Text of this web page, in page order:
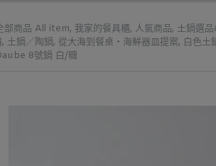
部商品 All item, 我家的餐具櫃, 人氣商品, 土鍋選
, 土鍋／陶鍋, 從大海到餐桌・海鮮器皿提案, 白色土
8號鍋 白/糖